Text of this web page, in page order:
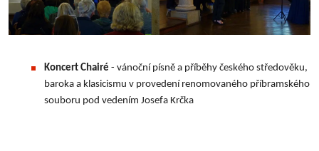
Koncert Chairé - vánoční písně a příběhy českého středověku,
baroka a klasicismu v provedení renomovaného příbramského
souboru pod vedením Josefa Krčka